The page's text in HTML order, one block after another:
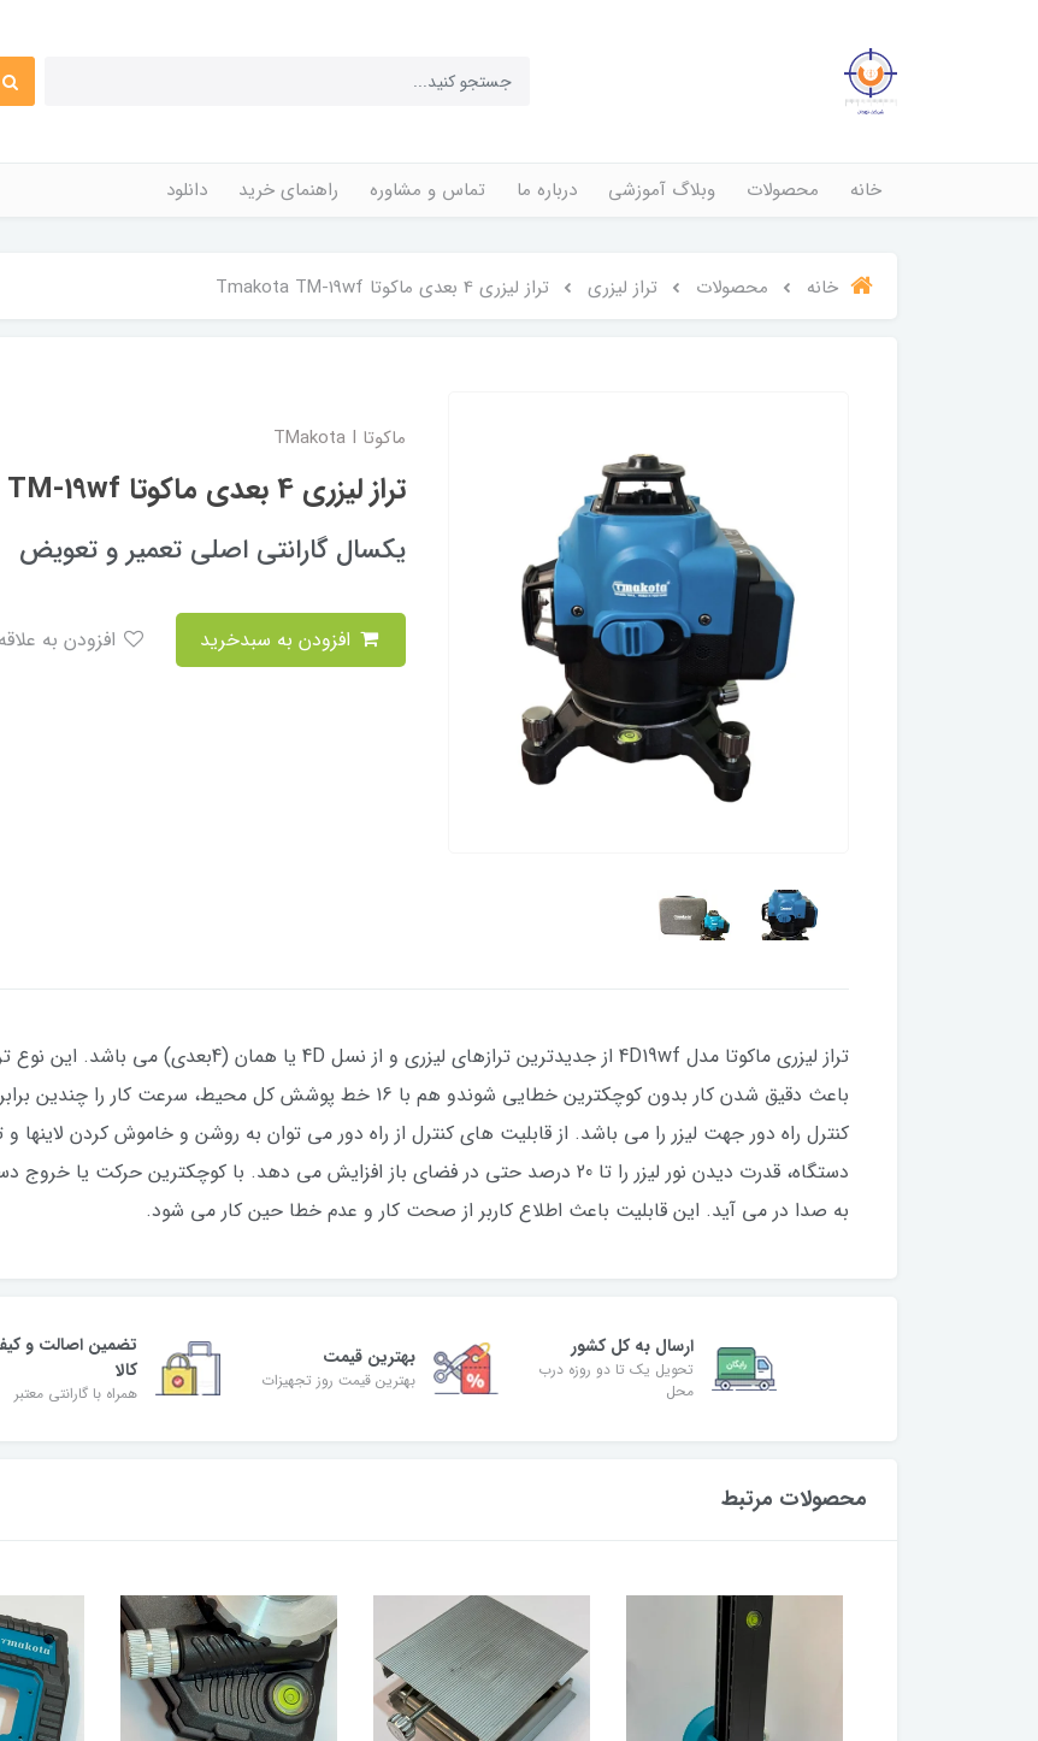
خانه محصولات وبلاگ آموزشی درباره ما تماس و مشاوره راهنمای خرید دانلود
خانه محصولات تراز لیزری تراز لیزری 4 بعدی ماکوتا Tmakota TM-19wf
ماکوتا TMakota I
تراز لیزری 4 بعدی ماکوتا Tmakota TM-19wf
یکسال گارانتی اصلی تعمیر و تعویض
باعث دقیق شدن کار بدون کوچکترین خطایی شوندو هم با 16 خط پوشش کل
کنترل راه دور جهت لیزر را می باشد. از قابلیت های کنترل از راه دور می توان به روشن و خاموش کردن لاینها و
دستگاه، قدرت دیدن نور لیزر را تا 20 درصد حتی در فضای باز افزایش می دهد. با کوچکترین
به صدا در می آید. این قابلیت باعث اطلاع کاربر از صحت کار و عدم خطا حین کار می شود.
ارسال به کل کشور
تحویل یک تا دو روزه درب
محل
بهترین قیمت
بهترین قیمت روز تجهیزات
تضمین اصالت و
کالا
همراه با گارانتی معتبر
محصولات مرتبط